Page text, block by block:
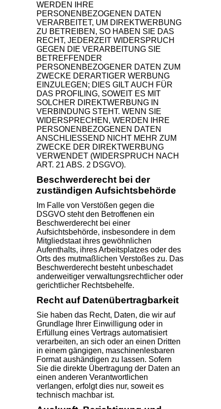
WERDEN IHRE
PERSONENBEZOGENEN DATEN
VERARBEITET, UM DIREKTWERBUNG
ZU BETREIBEN, SO HABEN SIE DAS
RECHT, JEDERZEIT WIDERSPRUCH
GEGEN DIE VERARBEITUNG SIE
BETREFFENDER
PERSONENBEZOGENER DATEN ZUM
ZWECKE DERARTIGER WERBUNG
EINZULEGEN; DIES GILT AUCH FÜR
DAS PROFILING, SOWEIT ES MIT
SOLCHER DIREKTWERBUNG IN
VERBINDUNG STEHT. WENN SIE
WIDERSPRECHEN, WERDEN IHRE
PERSONENBEZOGENEN DATEN
ANSCHLIESSEND NICHT MEHR ZUM
ZWECKE DER DIREKTWERBUNG
VERWENDET (WIDERSPRUCH NACH
ART. 21 ABS. 2 DSGVO).
Beschwerde­recht bei der
zuständigen Aufsichts­behörde
Im Falle von Verstößen gegen die
DSGVO steht den Betroffenen ein
Beschwerderecht bei einer
Aufsichtsbehörde, insbesondere in dem
Mitgliedstaat ihres gewöhnlichen
Aufenthalts, ihres Arbeitsplatzes oder des
Orts des mutmaßlichen Verstoßes zu. Das
Beschwerderecht besteht unbeschadet
anderweitiger verwaltungsrechtlicher oder
gerichtlicher Rechtsbehelfe.
Recht auf Daten­übertrag­barkeit
Sie haben das Recht, Daten, die wir auf
Grundlage Ihrer Einwilligung oder in
Erfüllung eines Vertrags automatisiert
verarbeiten, an sich oder an einen Dritten
in einem gängigen, maschinenlesbaren
Format aushändigen zu lassen. Sofern
Sie die direkte Übertragung der Daten an
einen anderen Verantwortlichen
verlangen, erfolgt dies nur, soweit es
technisch machbar ist.